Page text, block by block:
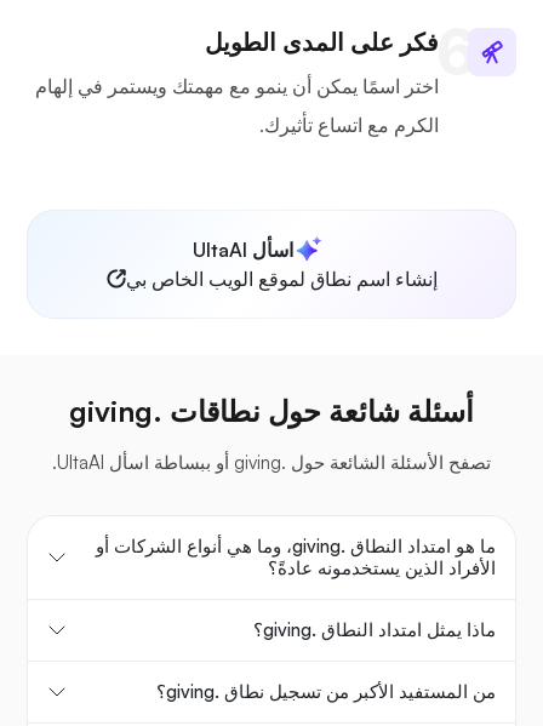
فكر على المدى الطويل
اختر اسمًا يمكن أن ينمو مع مهمتك ويستمر في إلهام
الكرم مع اتساع تأثيرك.
اسأل UltaAI
إنشاء اسم نطاق لموقع الويب الخاص بي
أسئلة شائعة حول نطاقات .giving
تصفح الأسئلة الشائعة حول .giving أو ببساطة اسأل UltaAI.
ما هو امتداد النطاق .giving، وما هي أنواع الشركات أو
الأفراد الذين يستخدمونه عادةً؟
ماذا يمثل امتداد النطاق .giving؟
من المستفيد الأكبر من تسجيل نطاق .giving؟